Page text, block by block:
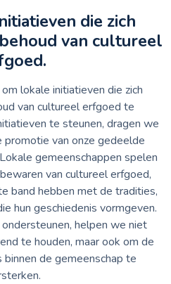
die zich
van cultureel
lokale initiatieven die zich
van cultureel erfgoed te
te steunen, dragen we
promotie van onze gedeelde
gemeenschappen spelen
van cultureel erfgoed,
band hebben met de tradities,
hun geschiedenis vormgeven.
helpen we niet
te houden, maar ook om de
de gemeenschap te